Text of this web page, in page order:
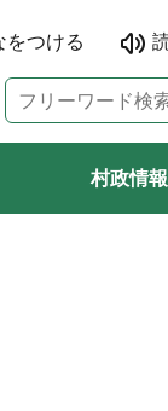
村政情報